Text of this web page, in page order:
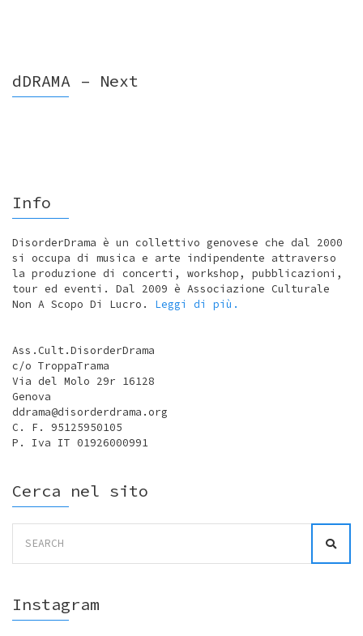
dDRAMA – Next
Info
DisorderDrama è un collettivo genovese che dal 2000
si occupa di musica e arte indipendente attraverso
la produzione di concerti, workshop, pubblicazioni,
tour ed eventi. Dal 2009 è Associazione Culturale
Non A Scopo Di Lucro. Leggi di più.
Ass.Cult.DisorderDrama
c/o TroppaTrama
Via del Molo 29r 16128
Genova
ddrama@disorderdrama.org
C. F. 95125950105
P. Iva IT 01926000991
Cerca nel sito
for:
Instagram